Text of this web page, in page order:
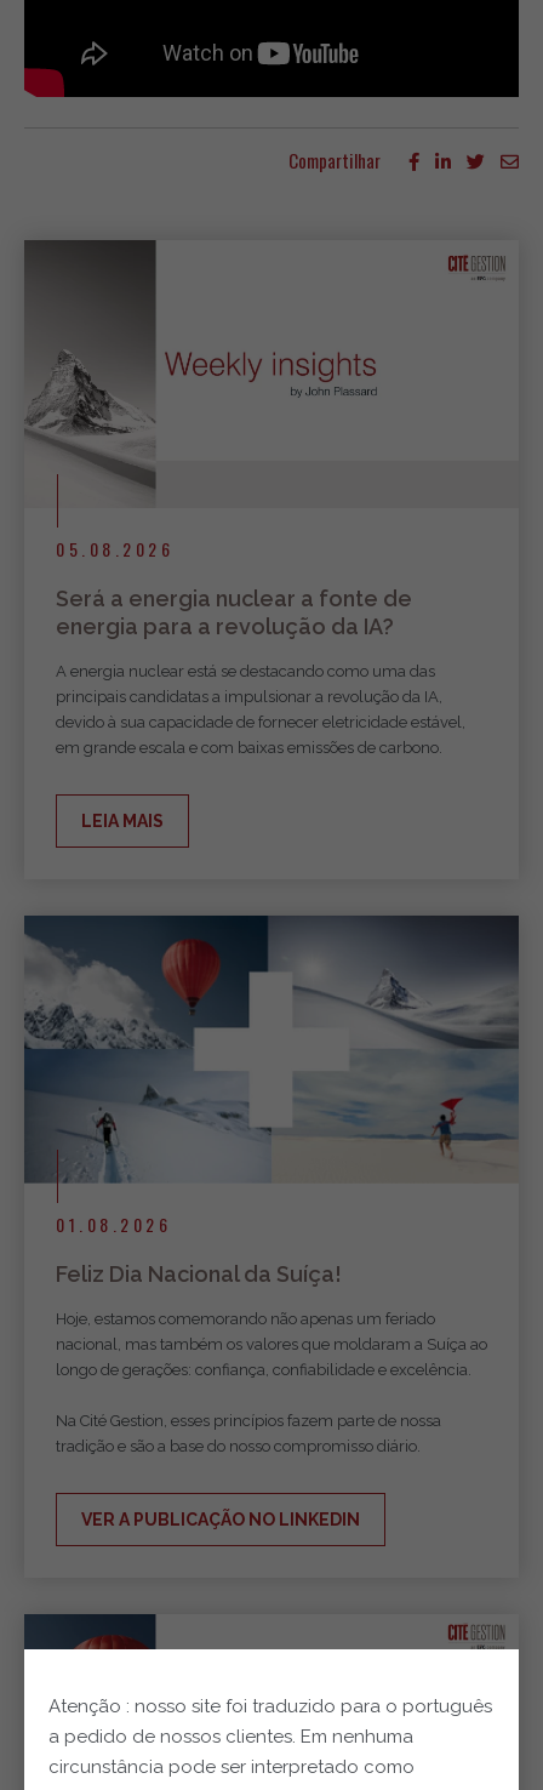
Compartilhar
05.08.2026
Será a energia nuclear a fonte de
energia para a revolução da IA?
A energia nuclear está se destacando como uma das
principais candidatas a impulsionar a revolução da IA,
devido à sua capacidade de fornecer eletricidade estável,
em grande escala e com baixas emissões de carbono.
LEIA MAIS
01.08.2026
Feliz Dia Nacional da Suíça!
Hoje, estamos comemorando não apenas um feriado
nacional, mas também os valores que moldaram a Suíça ao
longo de gerações: confiança, confiabilidade e excelência.
Na Cité Gestion, esses princípios fazem parte de nossa
tradição e são a base do nosso compromisso diário.
VER A PUBLICAÇÃO NO LINKEDIN
Atenção : nosso site foi traduzido para o português
a pedido de nossos clientes. Em nenhuma
circunstância pode ser interpretado como